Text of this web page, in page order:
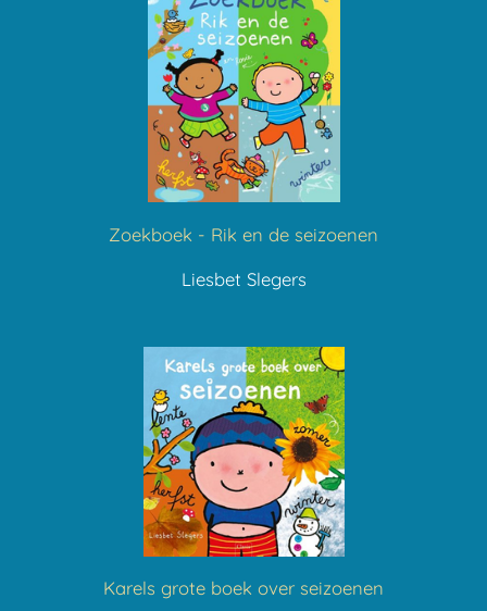
Zoekboek - Rik en de seizoenen
Liesbet Slegers
Karels grote boek over seizoenen